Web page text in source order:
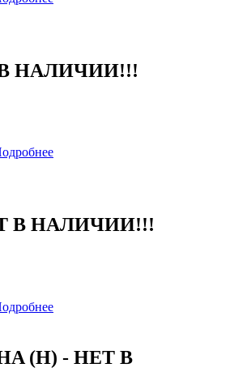
В НАЛИЧИИ!!!
В НАЛИЧИИ!!!
(Н) - НЕТ В